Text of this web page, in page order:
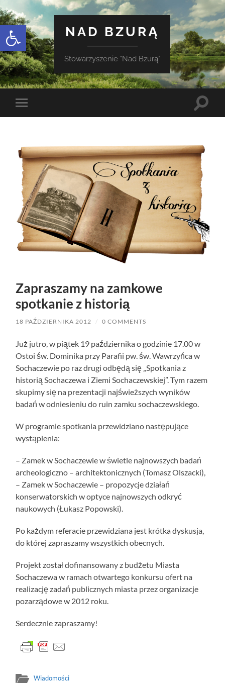
Otwórz pasek narzędzi
NAD BZURĄ
Stowarzyszenie "Nad Bzurą"
Toggle
mobile
Toggle
Zapraszamy na zamkowe
spotkanie z historią
18 PAŹDZIERNIKA 2012 / 0 COMMENTS
Już jutro, w piątek 19 października o godzinie 17.00 w
Ostoi św. Dominika przy Parafii pw. św. Wawrzyńca w
Sochaczewie po raz drugi odbędą się „Spotkania z
historią Sochaczewa i Ziemi Sochaczewskiej”. Tym razem
skupimy się na prezentacji najświeższych wyników
badań w odniesieniu do ruin zamku sochaczewskiego.
W programie spotkania przewidziano następujące
wystąpienia:
– Zamek w Sochaczewie w świetle najnowszych badań
archeologiczno – architektonicznych (Tomasz Olszacki),
– Zamek w Sochaczewie – propozycje działań
konserwatorskich w optyce najnowszych odkryć
naukowych (Łukasz Popowski).
Po każdym referacie przewidziana jest krótka dyskusja,
do której zapraszamy wszystkich obecnych.
Projekt został dofinansowany z budżetu Miasta
Sochaczewa w ramach otwartego konkursu ofert na
realizację zadań publicznych miasta przez organizacje
pozarządowe w 2012 roku.
Serdecznie zapraszamy!
Wiadomości